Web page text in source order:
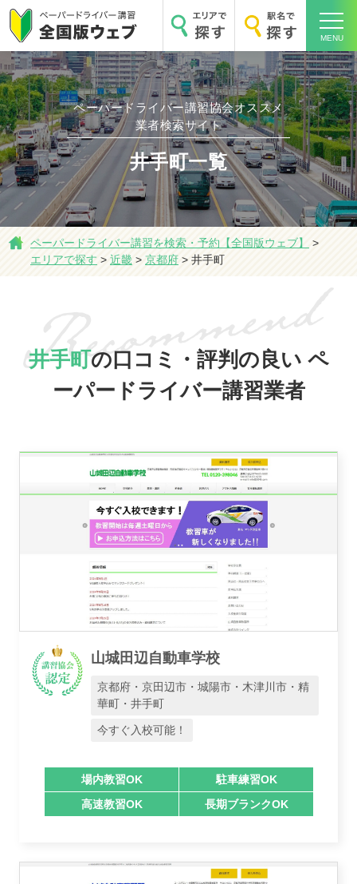
MENU
ホーム
エリアで探す
講習トピックス
ペーパードライバー講習協会オススメ
業者検索サイト
井手町一覧
ペーパードライバー講習を検索・予約【全国版ウェブ】
>
エリアで探す > 近畿 > 京都府 > 井手町
井手町の口コミ・評判の良い ペ
ーパードライバー講習業者
山城田辺自動車学校
京都府・京田辺市・城陽市・木津川市・精
華町・井手町
今すぐ入校可能！
場内教習OK
駐車練習OK
高速教習OK
長期ブランクOK